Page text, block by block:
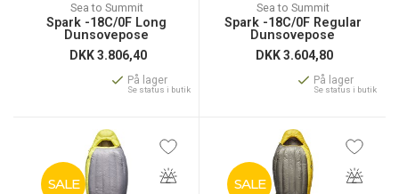
Sea to Summit
Spark -18C/0F Long
Dunsovepose
DKK3.806,40
På lager
Se status i butik
Sea to Summit
Spark -18C/0F Regular
Dunsovepose
DKK3.604,80
På lager
Se status i butik
SALE SALE